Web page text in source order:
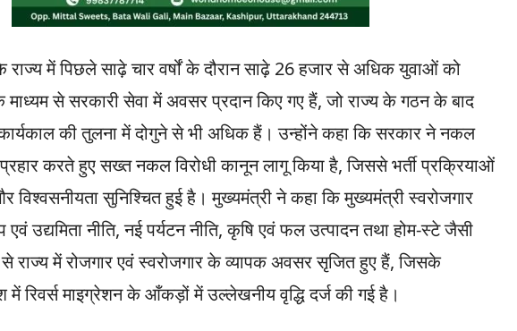
राज्य में पिछले साढ़े चार वर्षों के दौरान साढ़े 26 हजार से अधिक युवाओं को
के माध्यम से सरकारी सेवा में अवसर प्रदान किए गए हैं, जो राज्य के गठन के बाद
कार्यकाल की तुलना में दोगुने से भी अधिक हैं। उन्होंने कहा कि सरकार ने नकल
करते हुए सख्त नकल विरोधी कानून लागू किया है, जिससे भर्ती प्रक्रियाओं
विश्वसनीयता सुनिश्चित हुई है। मुख्यमंत्री ने कहा कि मुख्यमंत्री स्वरोजगार
एवं उद्यमिता नीति, नई पर्यटन नीति, कृषि एवं फल उत्पादन तथा होम-स्टे जैसी
राज्य में रोजगार एवं स्वरोजगार के व्यापक अवसर सृजित हुए हैं, जिसके
में रिवर्स माइग्रेशन के आँकड़ों में उल्लेखनीय वृद्धि दर्ज की गई है।